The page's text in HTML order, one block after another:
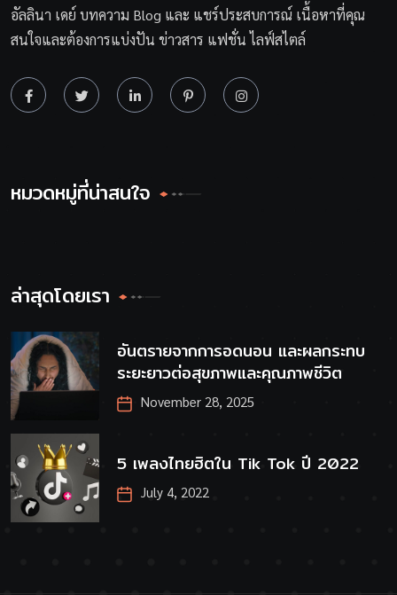
อัลลินา เดย์ บทความ Blog และ แชร์ประสบการณ์ เนื้อหาที่คุณ
สนใจและต้องการแบ่งปัน ข่าวสาร แฟชั่น ไลฟ์สไตล์
หมวดหมู่ที่น่าสนใจ
ล่าสุดโดยเรา
อันตรายจากการอดนอน และผลกระทบ
ระยะยาวต่อสุขภาพและคุณภาพชีวิต
November 28, 2025
5 เพลงไทยฮิตใน Tik Tok ปี 2022
July 4, 2022